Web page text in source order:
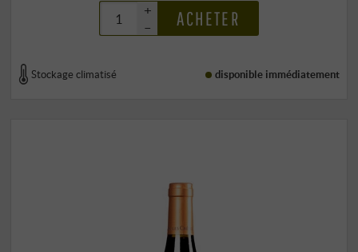
+
–
ACHETER
Stockage climatisé disponible immédiatement